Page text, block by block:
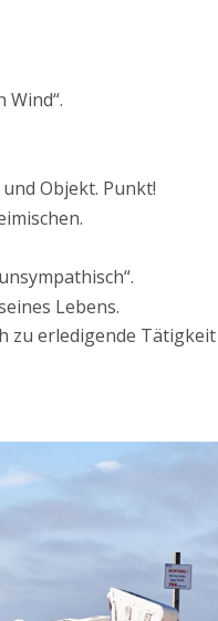
Objekt. Punkt!
Lebens.
zu erledigende